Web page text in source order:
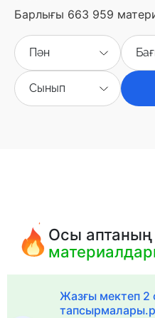
Барлығы 663 959
Пән
Сынып
Осы
Жазғы мектеп 2